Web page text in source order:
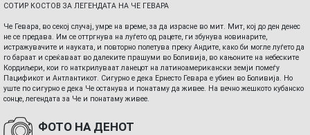
СОТИР КОСТОВ ЗА ЛЕГЕНДАТА НА ЧЕ ГЕВАРА
Че Гевара, во секој случај, умре на време, за да израсне во мит. Мит, кој до ден денес
не се предава. Им се оттргнува на луѓето од рацете, ги збунува новинарите,
истражувачите и науката, и повторно полетува преку Андите, како би могле луѓето да
го бараат и среќаваат во далеките прашуми во Боливија, во кањоните на небеските
Кордиљери, кои го наткрилуваат ланецот на латиноамерикански земји помеѓу
Пацификот и Антлантикот. Сигурно е дека Ернесто Гевара е убиен во Боливија. Но
уште по сигурно е дека Че останува и понатаму да живее. На вечно жешкото кубанско
сонце, легендата за Че и понатаму живее.
ФОТО НА ДЕНОТ